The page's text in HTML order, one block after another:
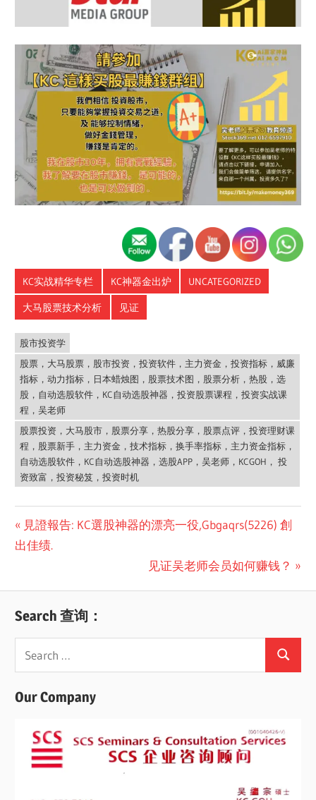
KC实战精华专栏 KC神器金出炉 UNCATEGORIZED
大马股票技术分析 见证
股市投资学
股票，大马股票，股市投资，投资软件，主力资金，投资指标，威廉
指标，动力指标，日本蜡烛图，股票技术图，股票分析，热股，选
股，自动选股软件，KC自动选股神器，投资股票课程，投资实战课
程，吴老师
股票投资，大马股市，股票分享，热股分享，股票点评，投资理财课
程，股票新手，主力资金，技术指标，换手率指标，主力资金指标，
自动选股软件，KC自动选股神器，选股APP，吴老师，KCGOH， 投
资致富，投资秘笈，投资时机
Post
navigation
Previous
Post:
見證報告: KC選股神器的漂亮一役,Gbgaqrs(5226) 創
出佳绩.
Next
见证吴老师会员如何赚钱？
Search 查询：
Search
Our Company